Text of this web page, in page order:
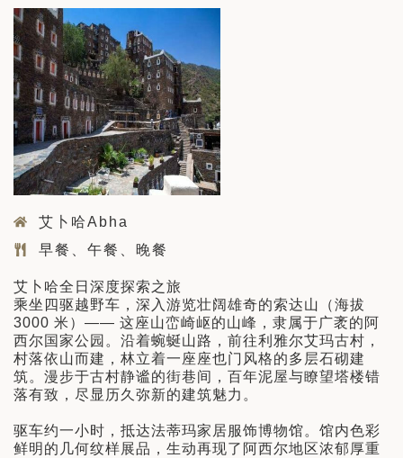
艾卜哈Abha
早餐、午餐、晚餐
艾卜哈全日深度探索之旅
乘坐四驱越野车，深入游览壮阔雄奇的索达山（海拔
3000 米）—— 这座山峦崎岖的山峰，隶属于广袤的阿
西尔国家公园。沿着蜿蜒山路，前往利雅尔艾玛古村，
村落依山而建，林立着一座座也门风格的多层石砌建
筑。漫步于古村静谧的街巷间，百年泥屋与瞭望塔楼错
落有致，尽显历久弥新的建筑魅力。
驱车约一小时，抵达法蒂玛家居服饰博物馆。馆内色彩
鲜明的几何纹样展品，生动再现了阿西尔地区浓郁厚重